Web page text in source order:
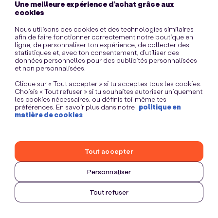
Une meilleure expérience d’achat grâce aux
cookies
Nous utilisons des cookies et des technologies similaires
afin de faire fonctionner correctement notre boutique en
ligne, de personnaliser ton expérience, de collecter des
statistiques et, avec ton consentement, d’utiliser des
données personnelles pour des publicités personnalisées
et non personnalisées.
Clique sur « Tout accepter » si tu acceptes tous les cookies.
Choisis « Tout refuser » si tu souhaites autoriser uniquement
les cookies nécessaires, ou définis toi-même tes
préférences. En savoir plus dans notre politique en
matière de cookies
Personnaliser
Tout refuser
Tout accepter